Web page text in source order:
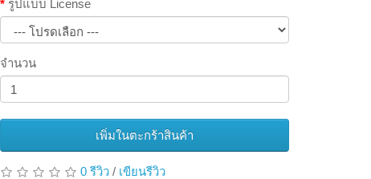
รูปแบบ License
จำนวน
เพิ่มในตะกร้าสินค้า
0 รีวิว / เขียนรีวิว